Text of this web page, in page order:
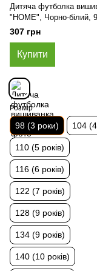
Дитяча футболка
"HOME", Чорно-білий,
роки)
307 грн
Купити
Розмір
98 (3 роки) 104
110 (5 років)
116 (6 років)
122 (7 років)
128 (9 років)
134 (9 років)
140 (10 років)